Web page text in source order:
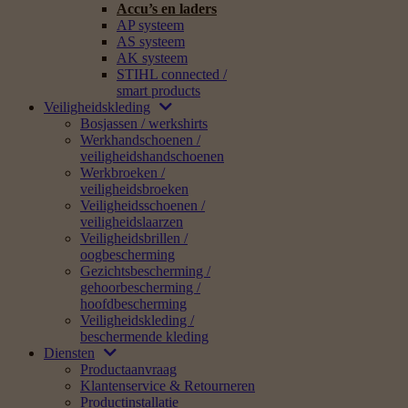
Accu’s en laders
AP systeem
AS systeem
AK systeem
STIHL connected /
smart products
Veiligheidskleding
Bosjassen / werkshirts
Werkhandschoenen /
veiligheidshandschoenen
Werkbroeken /
veiligheidsbroeken
Veiligheidsschoenen /
veiligheidslaarzen
Veiligheidsbrillen /
oogbescherming
Gezichtsbescherming /
gehoorbescherming /
hoofdbescherming
Veiligheidskleding /
beschermende kleding
Diensten
Productaanvraag
Klantenservice & Retourneren
Productinstallatie